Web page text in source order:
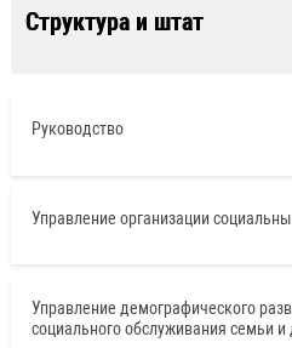
Структура и штат
Руководство
Управление организации
Управление демографического
социального обслуживания семьи и